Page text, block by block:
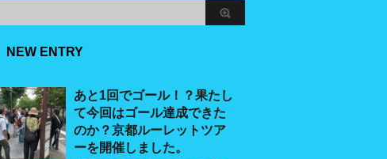
NEW ENTRY
あと1回でゴール！？果たし
て今回はゴール達成できた
のか？京都ルーレットツア
ーを開催しました。